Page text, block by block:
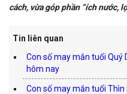
cách, vừa góp phần “ích nước,
Tin liên quan
Con số may mắn tuổi
hôm nay
Con số may mắn tuổi